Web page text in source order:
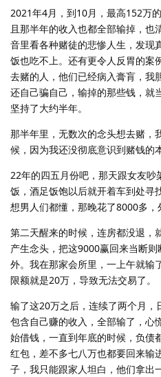
2021年4月，到10月，最高152万
且那半年的收入也都全部输掉，
音里看各种赌徒的悲惨人生，发现
饭也吃不上。还有更令人反胃的案
去赌的人，他们已经病入膏肓，我
还自己骗自己，输掉的那些钱，就
坚持了大约半年。
那半年里，无数次的念头想去赌，
候，因为我还没彻底意识到赌钱的
22年的四五月份吧，那天跟女友
饭，酒足饭饱以后就开着车到处寻
想男人们都懂，那晚花了8000多，
第二天醒来的时候，连房都没退，
产生念头，把这9000赢回来当断
外。我在那家会所里，一上午就输
限额就是20万，导致无法交易了。
输了这20万之后，连续了两个月，
包含自己赚的收入，全部输了，心
始借钱，一直到年底的时候，负债
红包，差不多七八万也都要回来输
子，我只能跟家人坦白，他们拿出